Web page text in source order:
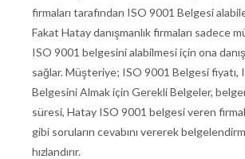
firmaları tarafından ISO 9001 Belgesi
Fakat Hatay danışmanlık firmaları sadece
ISO 9001 belgesini alabilmesi için ona
sağlar. Müşteriye; ISO 9001 Belgesi fiyatı,
Belgesini Almak için Gerekli Belgeler,
süresi, Hatay ISO 9001 belgesi veren
gibi soruların cevabını vererek
hızlandırır.